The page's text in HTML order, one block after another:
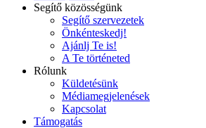
Segítő közösségünk
Segítő szervezetek
Önkénteskedj!
Ajánlj Te is!
A Te történeted
Rólunk
Küldetésünk
Médiamegjelenések
Kapcsolat
Támogatás